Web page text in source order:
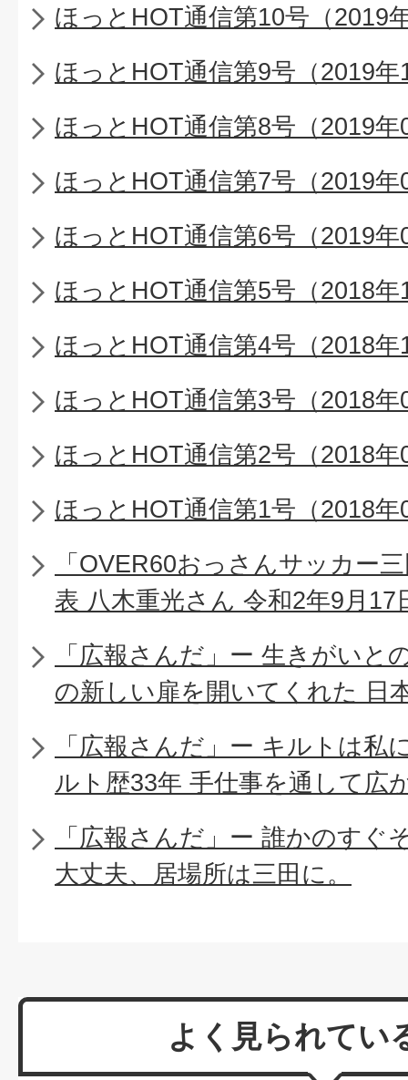
ほっとHOT通信第10号（2019
ほっとHOT通信第9号（2019
ほっとHOT通信第8号（2019
ほっとHOT通信第7号（2019
ほっとHOT通信第6号（2019
ほっとHOT通信第5号（2018
ほっとHOT通信第4号（2018
ほっとHOT通信第3号（2018
ほっとHOT通信第2号（2018
ほっとHOT通信第1号（2018
「OVER60おっさんサッカー
表 八木重光さん 令和2年9月17
「広報さんだ」ー 生きがいと
の新しい扉を開いてくれた 日
「広報さんだ」ー キルトは私
ルト歴33年 手仕事を通して広
「広報さんだ」ー 誰かのすぐ
大丈夫、居場所は三田に。
よく見られてい